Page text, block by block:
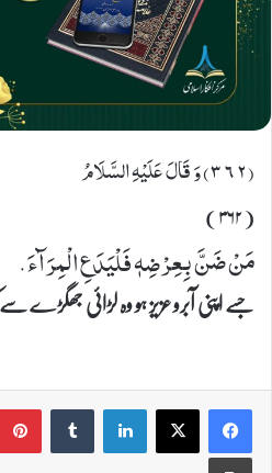
(٣٦٢) وَ قَالَ عَلَیْهِ السَّلَامُ
(۳۶۲)
مَنْ ضَنَّ بِعِرْضِهٖ فَلْیَدَعِ الْمِرَآءَ.
جسے اپنی آبرو عزیز ہو وہ لڑائی